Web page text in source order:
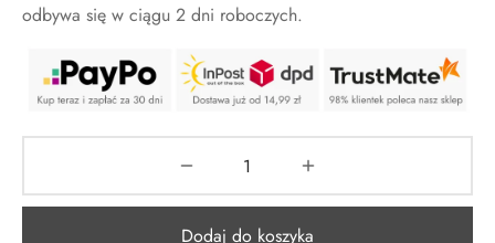
odbywa się w ciągu 2 dni roboczych.
Dodaj do koszyka